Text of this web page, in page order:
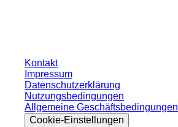
Kontakt
Impressum
Datenschutzerklärung
Nutzungsbedingungen
Allgemeine Geschäftsbedingungen
Cookie-Einstellungen